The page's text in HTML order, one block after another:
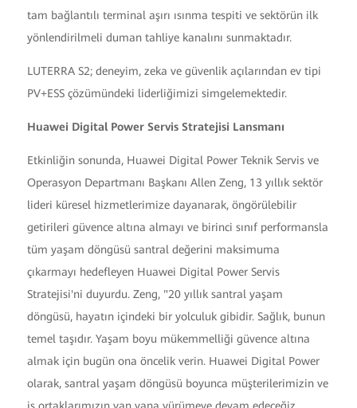
tam bağlantılı terminal aşırı ısınma tespiti ve sektörün ilk
yönlendirilmeli duman tahliye kanalını sunmaktadır.
LUTERRA S2; deneyim, zeka ve güvenlik açılarından ev tipi
PV+ESS çözümündeki liderliğimizi simgelemektedir.
Huawei Digital Power Servis Stratejisi Lansmanı
Etkinliğin sonunda, Huawei Digital Power Teknik Servis ve
Operasyon Departmanı Başkanı Allen Zeng, 13 yıllık sektör
lideri küresel hizmetlerimize dayanarak, öngörülebilir
getirileri güvence altına almayı ve birinci sınıf performansla
tüm yaşam döngüsü santral değerini maksimuma
çıkarmayı hedefleyen Huawei Digital Power Servis
Stratejisi'ni duyurdu. Zeng, "20 yıllık santral yaşam
döngüsü, hayatın içindeki bir yolculuk gibidir. Sağlık, bunun
temel taşıdır. Yaşam boyu mükemmelliği güvence altına
almak için bugün ona öncelik verin. Huawei Digital Power
olarak, santral yaşam döngüsü boyunca müşterilerimizin ve
iş ortaklarımızın yan yana yürümeye devam edeceğiz.